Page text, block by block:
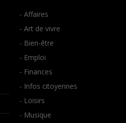
- Affaires
- Art de vivre
- Bien-être
- Emploi
- Finances
- Infos citoyennes
- Loisirs
- Musique